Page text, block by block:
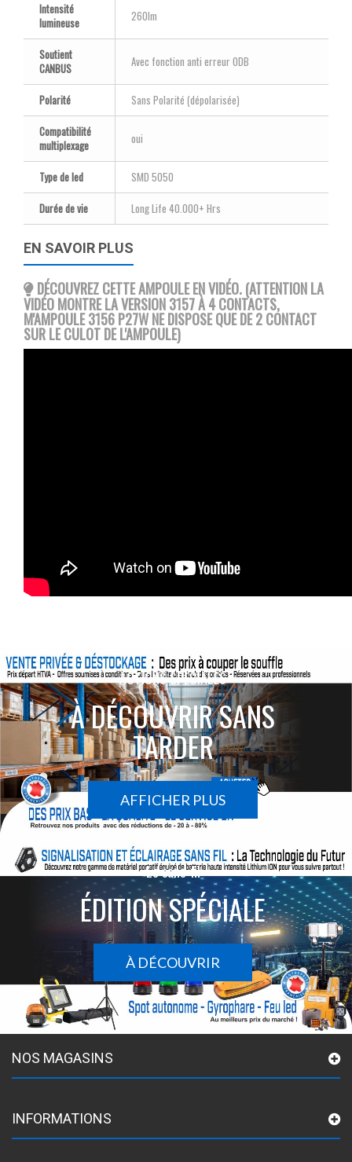
Intensité
lumineuse
260lm
Soutient
CANBUS
Avec fonction anti erreur ODB
Polarité
Sans Polarité (dépolarisée)
Compatibilité
multiplexage
oui
Type de led
SMD 5050
Durée de vie
Long Life 40.000+ Hrs
EN SAVOIR PLUS
DÉCOUVREZ CETTE AMPOULE EN VIDÉO. (ATTENTION LA
VIDÉO MONTRE LA VERSION 3157 À 4 CONTACTS,
M'AMPOULE 3156 P27W NE DISPOSE QUE DE 2 CONTACT
SUR LE CULOT DE L'AMPOULE)
ACTIONS SPÉCIALES
À DÉCOUVRIR SANS
TARDER
AFFICHER PLUS
Le sans-fil
ÉDITION SPÉCIALE
À DÉCOUVRIR
NOS MAGASINS
INFORMATIONS